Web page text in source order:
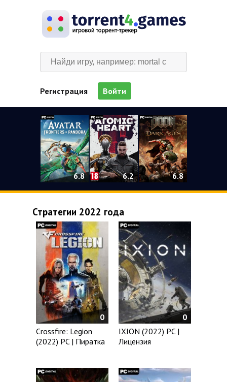
Регистрация Войти
6.8 6.2 6.8
Стратегии 2022 года
0
Crossfire: Legion
(2022) PC | Пиратка
0
IXION (2022) PC |
Лицензия